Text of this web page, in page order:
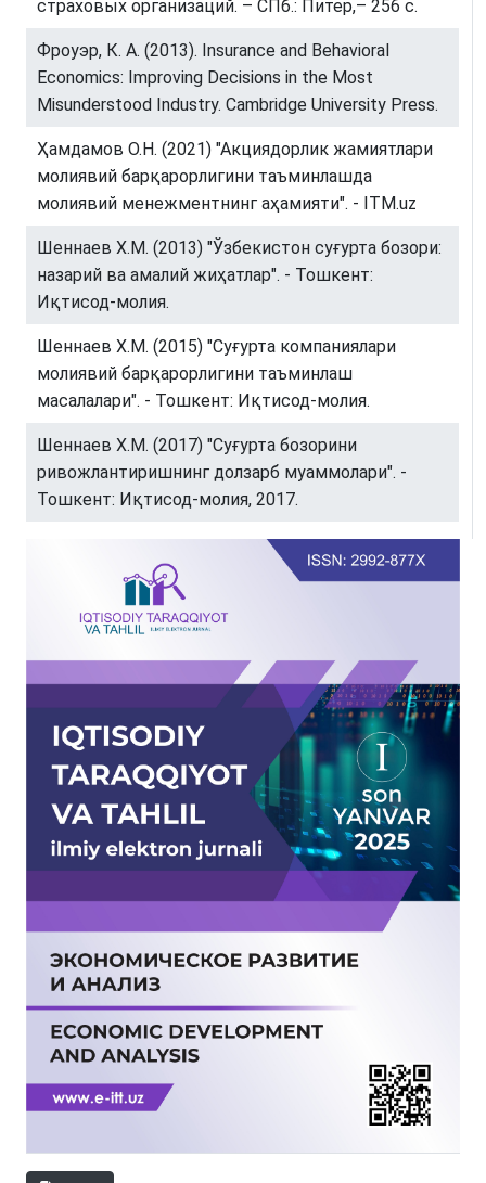
страховых организаций. – СПб.: Питер,– 256 с.
Фроуэр, К. А. (2013). Insurance and Behavioral
Economics: Improving Decisions in the Most
Misunderstood Industry. Cambridge University Press.
Ҳамдамов О.Н. (2021) "Акциядорлик жамиятлари
молиявий барқарорлигини таъминлашда
молиявий менежментнинг аҳамияти". - ITM.uz
Шеннаев Х.М. (2013) "Ўзбекистон суғурта бозори:
назарий ва амалий жиҳатлар". - Тошкент:
Иқтисод-молия.
Шеннаев Х.М. (2015) "Суғурта компаниялари
молиявий барқарорлигини таъминлаш
масалалари". - Тошкент: Иқтисод-молия.
Шеннаев Х.М. (2017) "Суғурта бозорини
ривожлантиришнинг долзарб муаммолари". -
Тошкент: Иқтисод-молия, 2017.